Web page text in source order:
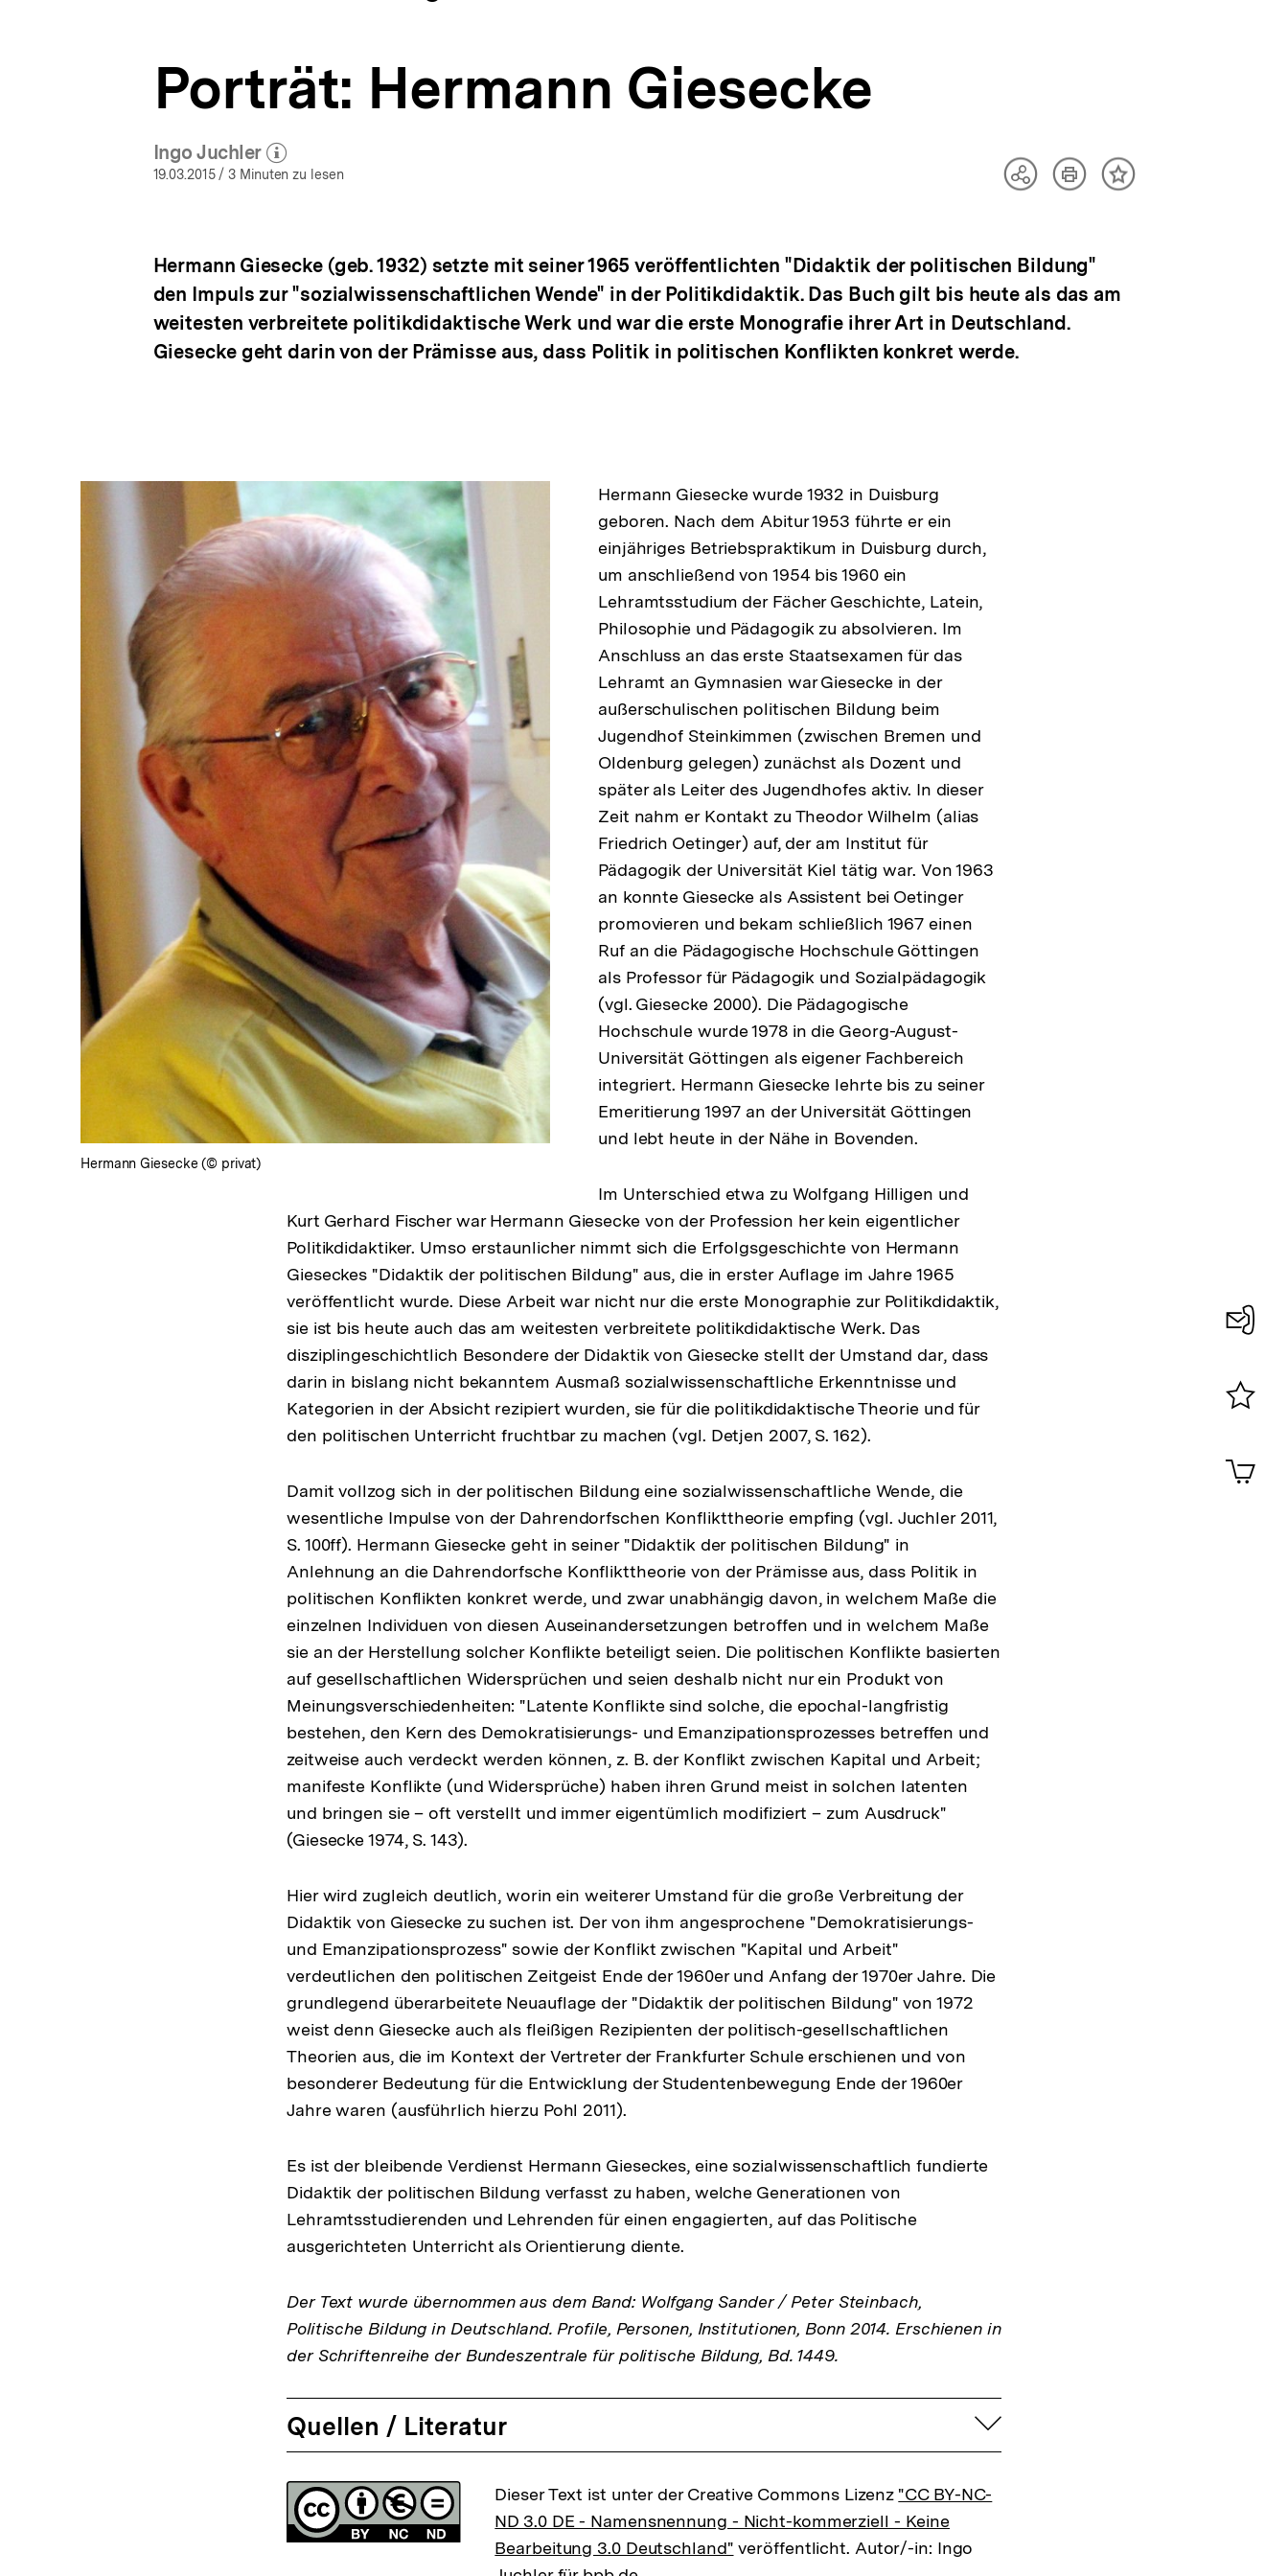
Porträt: Hermann Giesecke
Ingo Juchler
(Mehr zum Autor)
öffnen
19.03.2015/ 3 Minuten zu lesen
TeilenArtikelInhalt
Hermann Giesecke (geb. 1932) setzte mit seiner 1965 veröffentlichten "Didaktik der politischen Bildung"
den Impuls zur "sozialwissenschaftlichen Wende" in der Politikdidaktik. Das Buch gilt bis heute als das am
weitesten verbreitete politikdidaktische Werk und war die erste Monografie ihrer Art in Deutschland.
Giesecke geht darin von der Prämisse aus, dass Politik in politischen Konflikten konkret werde.
In
Lightbox
öffnen
Hermann Giesecke (© privat)
Hermann Giesecke wurde 1932 in Duisburg
geboren. Nach dem Abitur 1953 führte er ein
einjähriges Betriebspraktikum in Duisburg durch,
um anschließend von 1954 bis 1960 ein
Lehramtsstudium der Fächer Geschichte, Latein,
Philosophie und Pädagogik zu absolvieren. Im
Anschluss an das erste Staatsexamen für das
Lehramt an Gymnasien war Giesecke in der
außerschulischen politischen Bildung beim
Jugendhof Steinkimmen (zwischen Bremen und
Oldenburg gelegen) zunächst als Dozent und
später als Leiter des Jugendhofes aktiv. In dieser
Zeit nahm er Kontakt zu Theodor Wilhelm (alias
Friedrich Oetinger) auf, der am Institut für
Pädagogik der Universität Kiel tätig war. Von 1963
an konnte Giesecke als Assistent bei Oetinger
promovieren und bekam schließlich 1967 einen
Ruf an die Pädagogische Hochschule Göttingen
als Professor für Pädagogik und Sozialpädagogik
(vgl. Giesecke 2000). Die Pädagogische
Hochschule wurde 1978 in die Georg-August-
Universität Göttingen als eigener Fachbereich
integriert. Hermann Giesecke lehrte bis zu seiner
Emeritierung 1997 an der Universität Göttingen
und lebt heute in der Nähe in Bovenden.
Im Unterschied etwa zu Wolfgang Hilligen und
Kurt Gerhard Fischer war Hermann Giesecke von der Profession her kein eigentlicher
Politikdidaktiker. Umso erstaunlicher nimmt sich die Erfolgsgeschichte von Hermann
Gieseckes "Didaktik der politischen Bildung" aus, die in erster Auflage im Jahre 1965
veröffentlicht wurde. Diese Arbeit war nicht nur die erste Monographie zur Politikdidaktik,
sie ist bis heute auch das am weitesten verbreitete politikdidaktische Werk. Das
disziplingeschichtlich Besondere der Didaktik von Giesecke stellt der Umstand dar, dass
darin in bislang nicht bekanntem Ausmaß sozialwissenschaftliche Erkenntnisse und
Kategorien in der Absicht rezipiert wurden, sie für die politikdidaktische Theorie und für
den politischen Unterricht fruchtbar zu machen (vgl. Detjen 2007, S. 162).
Damit vollzog sich in der politischen Bildung eine sozialwissenschaftliche Wende, die
wesentliche Impulse von der Dahrendorfschen Konflikttheorie empfing (vgl. Juchler 2011,
S. 100ff). Hermann Giesecke geht in seiner "Didaktik der politischen Bildung" in
Anlehnung an die Dahrendorfsche Konflikttheorie von der Prämisse aus, dass Politik in
politischen Konflikten konkret werde, und zwar unabhängig davon, in welchem Maße die
einzelnen Individuen von diesen Auseinandersetzungen betroffen und in welchem Maße
sie an der Herstellung solcher Konflikte beteiligt seien. Die politischen Konflikte basierten
auf gesellschaftlichen Widersprüchen und seien deshalb nicht nur ein Produkt von
Meinungsverschiedenheiten: "Latente Konflikte sind solche, die epochal-langfristig
bestehen, den Kern des Demokratisierungs- und Emanzipationsprozesses betreffen und
zeitweise auch verdeckt werden können, z. B. der Konflikt zwischen Kapital und Arbeit;
manifeste Konflikte (und Widersprüche) haben ihren Grund meist in solchen latenten
und bringen sie – oft verstellt und immer eigentümlich modifiziert – zum Ausdruck"
(Giesecke 1974, S. 143).
Hier wird zugleich deutlich, worin ein weiterer Umstand für die große Verbreitung der
Didaktik von Giesecke zu suchen ist. Der von ihm angesprochene "Demokratisierungs-
und Emanzipationsprozess" sowie der Konflikt zwischen "Kapital und Arbeit"
verdeutlichen den politischen Zeitgeist Ende der 1960er und Anfang der 1970er Jahre. Die
grundlegend überarbeitete Neuauflage der "Didaktik der politischen Bildung" von 1972
weist denn Giesecke auch als fleißigen Rezipienten der politisch-gesellschaftlichen
Theorien aus, die im Kontext der Vertreter der Frankfurter Schule erschienen und von
besonderer Bedeutung für die Entwicklung der Studentenbewegung Ende der 1960er
Jahre waren (ausführlich hierzu Pohl 2011).
Es ist der bleibende Verdienst Hermann Gieseckes, eine sozialwissenschaftlich fundierte
Didaktik der politischen Bildung verfasst zu haben, welche Generationen von
Lehramtsstudierenden und Lehrenden für einen engagierten, auf das Politische
ausgerichteten Unterricht als Orientierung diente.
Der Text wurde übernommen aus dem Band: Wolfgang Sander / Peter Steinbach,
Politische Bildung in Deutschland. Profile, Personen, Institutionen, Bonn 2014. Erschienen in
der Schriftenreihe der Bundeszentrale für politische Bildung, Bd. 1449.
Quellen / Literatur aufklappen
Fussnoten Dieser Text ist unter der Creative Commons Lizenz "CC BY-NC-
ND 3.0 DE - Namensnennung - Nicht-kommerziell - Keine
Bearbeitung 3.0 Deutschland" veröffentlicht. Autor/-in: Ingo